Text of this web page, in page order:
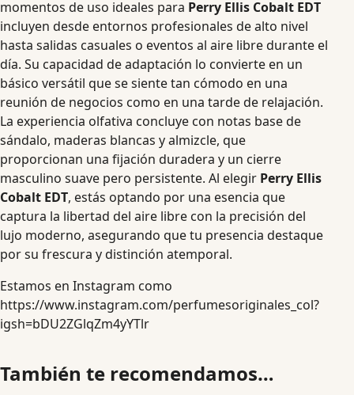
momentos de uso ideales para Perry Ellis Cobalt EDT
incluyen desde entornos profesionales de alto nivel
hasta salidas casuales o eventos al aire libre durante el
día. Su capacidad de adaptación lo convierte en un
básico versátil que se siente tan cómodo en una
reunión de negocios como en una tarde de relajación.
La experiencia olfativa concluye con notas base de
sándalo, maderas blancas y almizcle, que
proporcionan una fijación duradera y un cierre
masculino suave pero persistente. Al elegir Perry Ellis
Cobalt EDT, estás optando por una esencia que
captura la libertad del aire libre con la precisión del
lujo moderno, asegurando que tu presencia destaque
por su frescura y distinción atemporal.
Estamos en Instagram como
https://www.instagram.com/perfumesoriginales_col?
igsh=bDU2ZGlqZm4yYTlr
También te recomendamos…